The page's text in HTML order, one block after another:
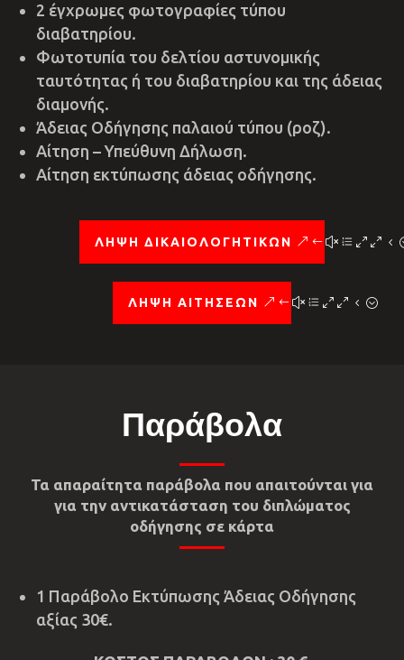
2 έγχρωμες φωτογραφίες τύπου
διαβατηρίου.
Φωτοτυπία του δελτίου αστυνομικής
ταυτότητας ή του διαβατηρίου και της άδειας
διαμονής.
Άδειας Οδήγησης παλαιού τύπου (ροζ).
Αίτηση – Υπεύθυνη Δήλωση.
Αίτηση εκτύπωσης άδειας οδήγησης.
ΛΗΨΗ ΔΙΚΑΙΟΛΟΓΗΤΙΚΩΝ
ΛΗΨΗ ΑΙΤΗΣΕΩΝ
Παράβολα
Τα απαραίτητα παράβολα που απαιτούνται για
για την αντικατάσταση του διπλώματος
οδήγησης σε κάρτα
1 Παράβολο Εκτύπωσης Άδειας Οδήγησης
αξίας 30€.